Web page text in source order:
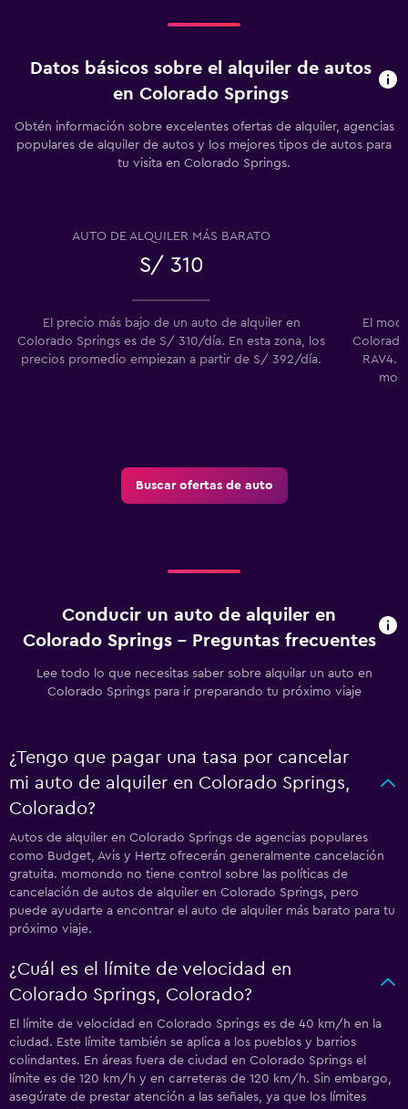
Datos básicos sobre el alquiler de autos
en Colorado Springs
Obtén información sobre excelentes ofertas de alquiler, agencias
populares de alquiler de autos y los mejores tipos de autos para
tu visita en Colorado Springs.
AUTO DE ALQUILER MÁS BARATO
S/ 310
El precio más bajo de un auto de alquiler en
Colorado Springs es de S/ 310/día. En esta zona, los
precios promedio empiezan a partir de S/ 392/día.
El
RAV4.
Buscar ofertas de auto
Conducir un auto de alquiler en
Colorado Springs - Preguntas frecuentes
Lee todo lo que necesitas saber sobre alquilar un auto en
Colorado Springs para ir preparando tu próximo viaje
¿Tengo que pagar una tasa por cancelar
mi auto de alquiler en Colorado Springs,
Colorado?
Autos de alquiler en Colorado Springs de agencias populares
como Budget, Avis y Hertz ofrecerán generalmente cancelación
gratuita. momondo no tiene control sobre las políticas de
cancelación de autos de alquiler en Colorado Springs, pero
puede ayudarte a encontrar el auto de alquiler más barato para tu
próximo viaje.
¿Cuál es el límite de velocidad en
Colorado Springs, Colorado?
El límite de velocidad en Colorado Springs es de 40 km/h en la
ciudad. Este límite también se aplica a los pueblos y barrios
colindantes. En áreas fuera de ciudad en Colorado Springs el
límite es de 120 km/h y en carreteras de 120 km/h. Sin embargo,
asegúrate de prestar atención a las señales, ya que los límites